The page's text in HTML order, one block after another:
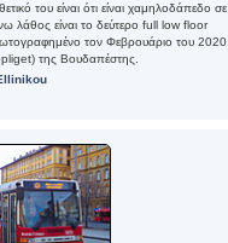
του είναι ότι είναι χαμηλοδάπεδο σε
λάθος είναι το δεύτερο full low floor
τον Φεβρουάριο του 2020
της Βουδαπέστης.